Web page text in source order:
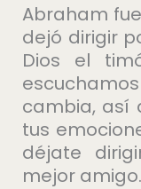
Abraham
dejó dirigir
Dios el
cambia, así
tus
déjate
mejor amigo.